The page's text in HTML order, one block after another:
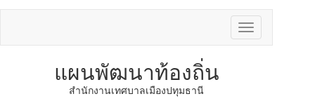
Toggle
navigation
แผนพัฒนาท้องถิ่น
​สำนักงานเทศบาลเมืองปทุมธานี